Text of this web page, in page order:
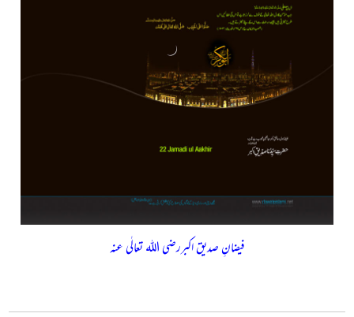
فیضانِ صدیق اکبررضی اللہ تعالٰی عنہ